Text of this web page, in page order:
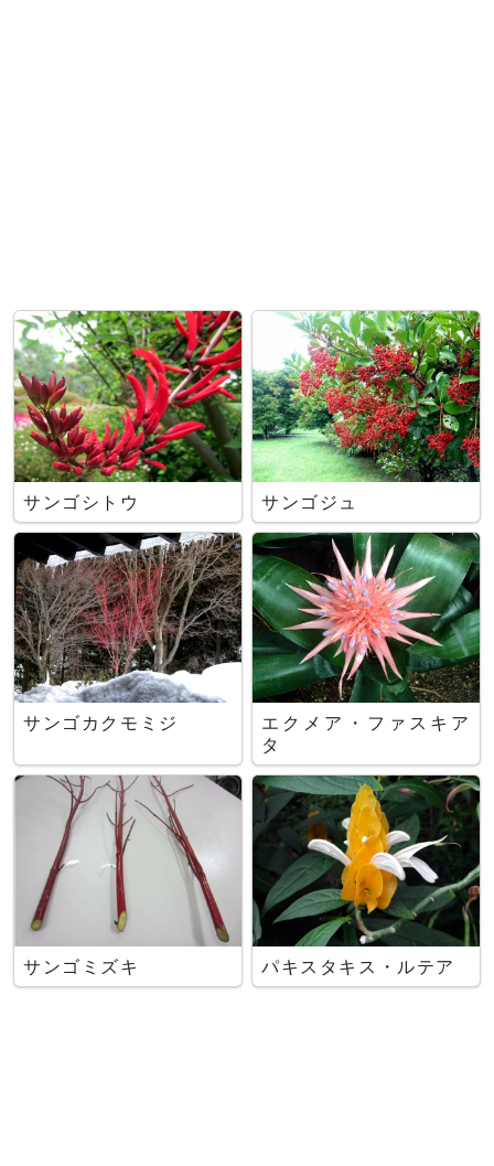
サンゴシトウ サンゴジュ
サンゴカクモミジ
エクメア・ファスキア
タ
サンゴミズキ パキスタキス・ルテア